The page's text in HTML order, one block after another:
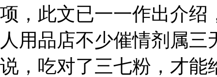
项，此文已一一作出介绍
人用品店不少催情剂属
说，吃对了三七粉，才能